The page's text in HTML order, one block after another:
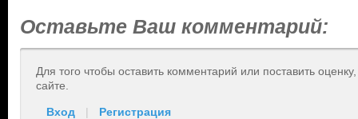
Оставьте Ваш комментарий:
Для того чтобы оставить комментарий или поставить
сайте.
Вход | Регистрация